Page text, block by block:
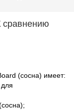
сравнению
(сосна) имеет: